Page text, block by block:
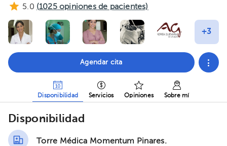
5.0 (1025opiniones de pacientes)
Agendar cita
Disponibilidad Servicios Opiniones Sobre mí
Disponibilidad
Torre Médica Momentum Pinares.